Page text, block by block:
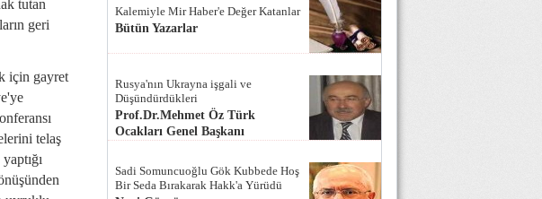
tutan
geri
için gayret
telaş
Kalemiyle Mir Haber'e Değer Katanlar
Bütün Yazarlar
Rusya'nın Ukrayna işgali ve
Düşündürdükleri
Prof.Dr.Mehmet Öz Türk
Ocakları Genel Başkanı
Sadi Somuncuoğlu Gök Kubbede Hoş
Bir Seda Bırakarak Hakk'a Yürüdü